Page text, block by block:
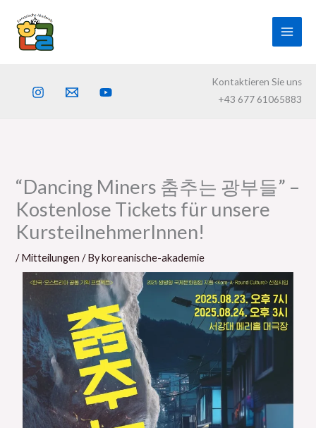
content
Kontaktieren Sie uns
+43 677 61065883
“Dancing Miners 춤추는 광부들” –
Kostenlose Tickets für unsere
KursteilnehmerInnen!
/Mitteilungen / Bykoreanische-akademie